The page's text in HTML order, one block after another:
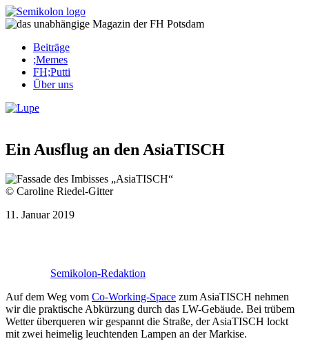
Skip
to
Beiträge
;Memes
FH;Putti
Über uns
Ein Ausflug an den AsiaTISCH
© Caroline Riedel-Gitter
11. Januar 2019
Semikolon-Redaktion
Auf dem Weg vom Co-Working-Space zum Asia­TISCH nehmen
wir die prak­tische Abkürzung durch das LW-Gebäude. Bei trübem
Wetter über­queren wir gespannt die Straße, der Asia­TISCH lockt
mit zwei hei­melig leuch­tenden Lampen an der Markise.